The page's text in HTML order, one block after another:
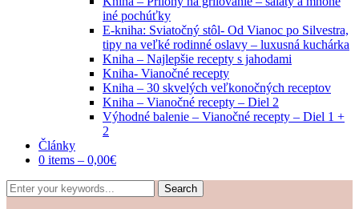
iné pochúťky
E-kniha: Sviatočný stôl- Od Vianoc po Silvestra,
tipy na veľké rodinné oslavy – luxusná kuchárka
Kniha – Najlepšie recepty s jahodami
Kniha- Vianočné recepty
Kniha – 30 skvelých veľkonočných receptov
Kniha – Vianočné recepty – Diel 2
Výhodné balenie – Vianočné recepty – Diel 1 +
2
Články
0 items – 0,00€